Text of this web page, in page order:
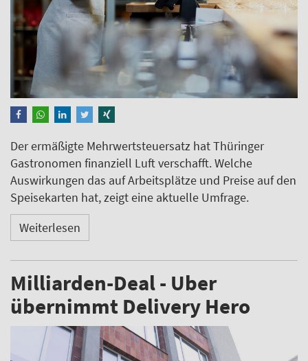
Der ermäßigte Mehrwertsteuersatz hat Thüringer
Gastronomen finanziell Luft verschafft. Welche
Auswirkungen das auf Arbeitsplätze und Preise auf den
Speisekarten hat, zeigt eine aktuelle Umfrage.
Weiterlesen
Milliarden-Deal - Uber
übernimmt Delivery Hero